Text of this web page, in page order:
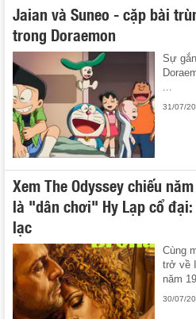
Jaian và Suneo - cặp bài
trong Doraemon
Sự
31/07/
Xem The Odyssey chiếu
là "dân chơi" Hy Lạp cổ
lạc
Cùng
trở về
năm
30/07/